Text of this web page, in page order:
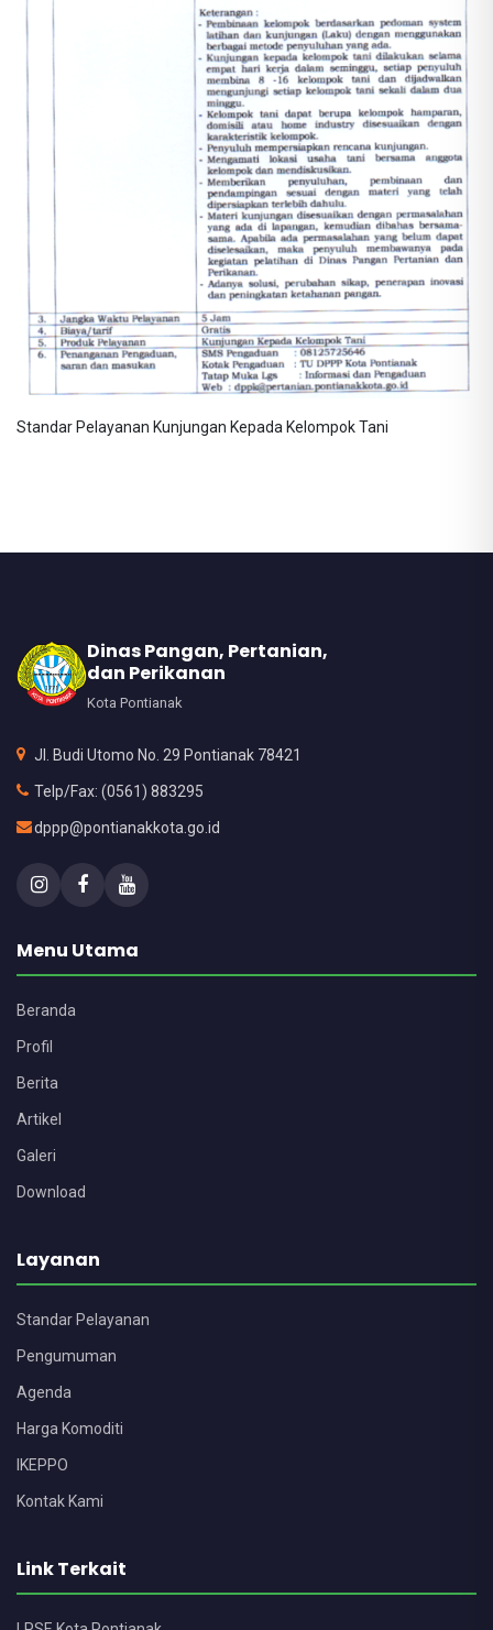
Standar Pelayanan Kunjungan Kepada Kelompok Tani
Dinas Pangan, Pertanian,
dan Perikanan
Kota Pontianak
Jl. Budi Utomo No. 29 Pontianak 78421
Telp/Fax: (0561) 883295
dppp@pontianakkota.go.id
Menu Utama
Beranda
Profil
Berita
Artikel
Galeri
Download
Layanan
Standar Pelayanan
Pengumuman
Agenda
Harga Komoditi
IKEPPO
Kontak Kami
Link Terkait